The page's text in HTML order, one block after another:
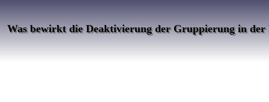
Was bewirkt die Deaktivierung der Gruppierung in der